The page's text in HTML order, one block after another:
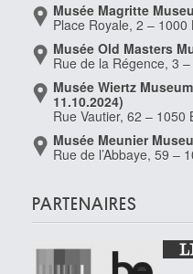
Musée Magritte
Place Royale, 2 – 1000
Musée Old Masters
Rue de la Régence, 3
Musée Wiertz
11.10.2024)
Rue Vautier, 62 – 1050
Musée Meunier
Rue de l’Abbaye, 59 –
PARTENAIRES